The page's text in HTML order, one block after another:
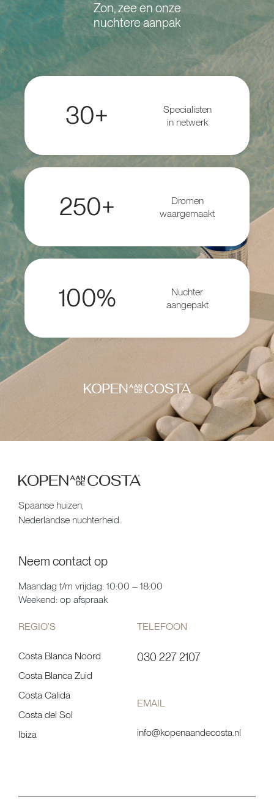
Zon, zee en onze
nuchtere aanpak
30+
Specialisten
in netwerk
250+
Dromen
waargemaakt
100%
Nuchter
aangepakt
Spaanse huizen,
Nederlandse nuchterheid.
Neem contact op
Maandag t/m vrijdag: 10:00 – 18:00
Weekend: op afspraak
REGIO’S
Costa Blanca Noord
Costa Blanca Zuid
Costa Calida
Costa del Sol
Ibiza
TELEFOON
030 227 2107
EMAIL
info@kopenaandecosta.nl